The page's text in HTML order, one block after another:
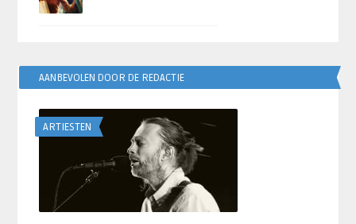
AANBEVOLEN DOOR DE REDACTIE
ARTIESTEN